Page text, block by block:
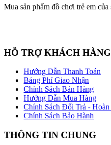
Mua sản phẩm đồ chơi trẻ em
HỖ TRỢ KHÁCH HÀNG
Hướng Dẫn Thanh Toán
Bảng Phí Giao Nhận
Chính Sách Bán Hàng
Hướng Dẫn Mua Hàng
Chính Sách Đổi Trả - Hoàn
Chính Sách Bảo Hành
THÔNG TIN CHUNG